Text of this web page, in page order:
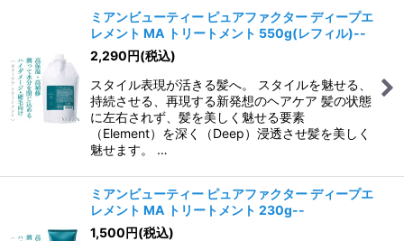
ミアンビューティー ピュアファクター ディープエ
レメント MA トリートメント 550g(レフィル)--
2,290円(税込)
スタイル表現が活きる髪へ。 スタイルを魅せる、
持続させる、再現する新発想のヘアケア 髪の状態
に左右されず、髪を美しく魅せる要素
（Element）を深く（Deep）浸透させ髪を美しく
魅せます。 …
ミアンビューティー ピュアファクター ディープエ
レメント MA トリートメント 230g--
1,500円(税込)